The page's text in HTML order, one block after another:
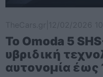
Το Omoda 5
υβριδική
αυτονομία έως